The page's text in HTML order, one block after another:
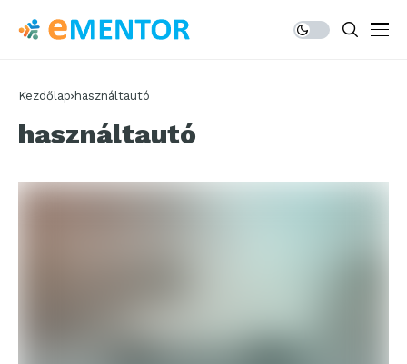
Kezdőlap használtautó
használtautó